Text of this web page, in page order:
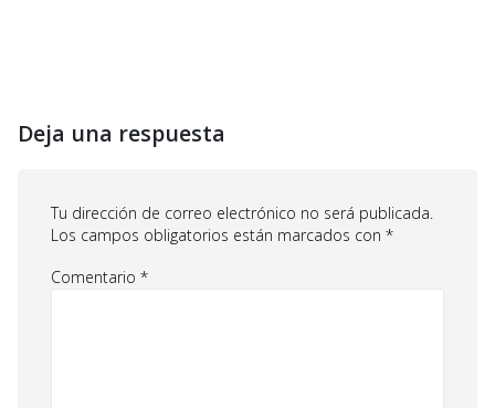
Deja una respuesta
Tu dirección de correo electrónico no será publicada.
Los campos obligatorios están marcados con *
Comentario *